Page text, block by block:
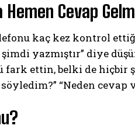
Cevap
kaç kez kontrol
şimdi yazmıştır” diye
fark ettin, belki de hiçbir
söyledim?” “Neden cevap